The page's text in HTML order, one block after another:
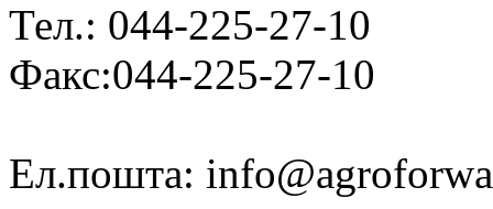
Тел.: 044-225-27-10
Факс:044-225-27-10
Ел.пошта: